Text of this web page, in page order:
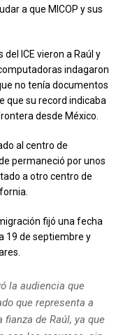
a que MICOP y sus
ICE vieron a Raúl y
indagaron
no tenía documentos
que su record indicaba
desde México.
al centro de
permaneció por unos
a otro centro de
fijó una fecha
19 de septiembre y
la audiencia que
que representa a
de Raúl, ya que